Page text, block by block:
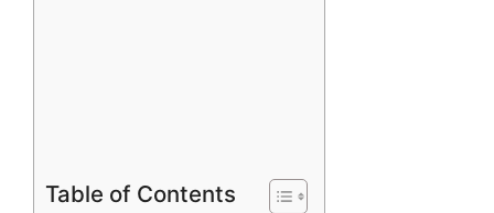
Table of Contents